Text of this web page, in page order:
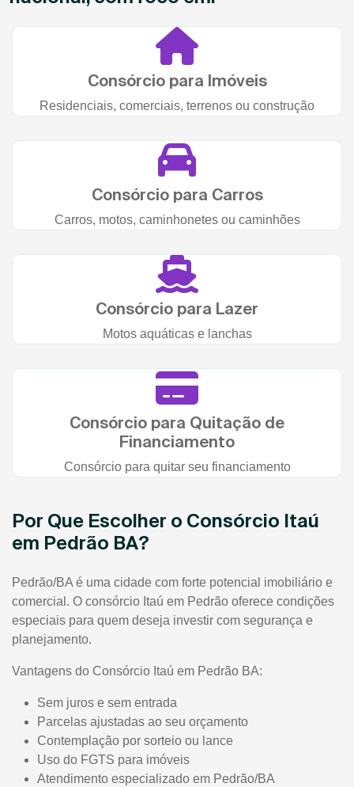
Consórcio para Imóveis
Residenciais, comerciais, terrenos ou construção
Consórcio para Carros
Carros, motos, caminhonetes ou caminhões
Consórcio para Lazer
Motos aquáticas e lanchas
Consórcio para Quitação de
Financiamento
Consórcio para quitar seu financiamento
Por Que Escolher o Consórcio Itaú
em Pedrão BA?
Pedrão/BA é uma cidade com forte potencial imobiliário e
comercial. O consórcio Itaú em Pedrão oferece condições
especiais para quem deseja investir com segurança e
planejamento.
Vantagens do Consórcio Itaú em Pedrão BA:
Sem juros e sem entrada
Parcelas ajustadas ao seu orçamento
Contemplação por sorteio ou lance
Uso do FGTS para imóveis
Atendimento especializado em Pedrão/BA